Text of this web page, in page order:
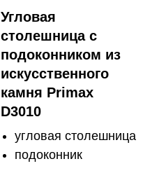
Угловая
столешница с
подоконником из
искусственного
камня Primax
D3010
угловая столешница
подоконник